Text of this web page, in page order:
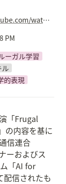
https://www.youtube.com/watch?v=6K8dtZ_nqdQ
PM
ーガル学習
ル
的表現
「Frugal
内容を基に
信連合
ーおよびス
「AI for
配信されたも